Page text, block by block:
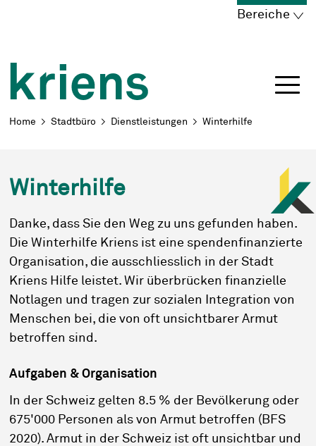
Navigieren in Kriens
Bereiche
Breadcrumb
Home Stadtbüro Dienstleistungen Winterhilfe
Winterhilfe
Danke, dass Sie den Weg zu uns gefunden haben.
Die Winterhilfe Kriens ist eine spendenfinanzierte
Organisation, die ausschliesslich in der Stadt
Kriens Hilfe leistet. Wir überbrücken finanzielle
Notlagen und tragen zur sozialen Integration von
Menschen bei, die von oft unsichtbarer Armut
betroffen sind.
Aufgaben & Organisation
In der Schweiz gelten 8.5 % der Bevölkerung oder
675'000 Personen als von Armut betroffen (BFS
2020). Armut in der Schweiz ist oft unsichtbar und